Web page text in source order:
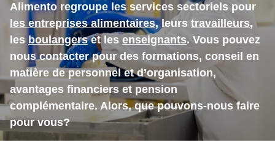
Alimento regroupe les services sectoriels pour
les entreprises alimentaires, leurs travailleurs,
les boulangerset les enseignants. Vous pouvez
nous contacter pour des formations, conseil en
matière de personnel et d’organisation,
avantages financiers et pension
complémentaire. Alors, que pouvons-nous faire
pour vous?